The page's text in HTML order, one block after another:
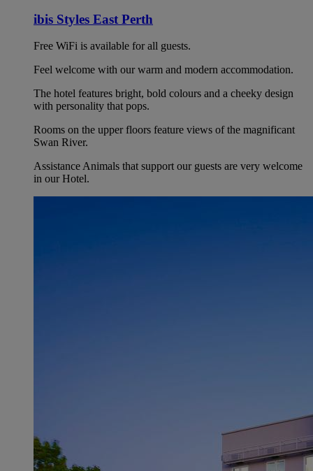
ibis Styles East Perth
Free WiFi is available for all guests.
Feel welcome with our warm and modern accommodation.
The hotel features bright, bold colours and a cheeky design
with personality that pops.
Rooms on the upper floors feature views of the magnificant
Swan River.
Assistance Animals that support our guests are very welcome
in our Hotel.